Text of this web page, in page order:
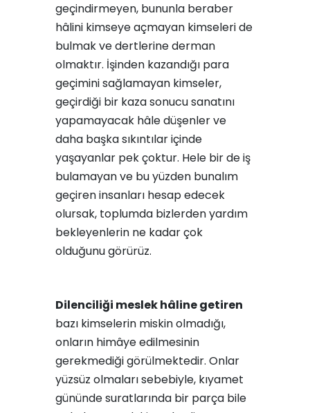
geçindirmeyen, bununla beraber
hâlini kimseye açmayan kimseleri de
bulmak ve dertlerine derman
olmaktır. İşinden kazandığı para
geçimini sağlamayan kimseler,
geçirdiği bir kaza sonucu sanatını
yapamayacak hâle düşenler ve
daha başka sıkıntılar içinde
yaşayanlar pek çoktur. Hele bir de iş
bulamayan ve bu yüzden bunalım
geçiren insanları hesap edecek
olursak, toplumda bizlerden yardım
bekleyenlerin ne kadar çok
olduğunu görürüz.
Dilenciliği meslek hâline getiren
bazı kimselerin miskin olmadığı,
onların himâye edilmesinin
gerekmediği görülmektedir. Onlar
yüzsüz olmaları sebebiyle, kıyamet
gününde suratlarında bir parça bile